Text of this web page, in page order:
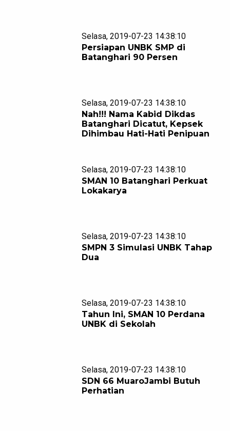
Selasa, 2019-07-23 14:38:10
Persiapan UNBK SMP di
Batanghari 90 Persen
Selasa, 2019-07-23 14:38:10
Nah!!! Nama Kabid Dikdas
Batanghari Dicatut, Kepsek
Dihimbau Hati-Hati Penipuan
Selasa, 2019-07-23 14:38:10
SMAN 10 Batanghari Perkuat
Lokakarya
Selasa, 2019-07-23 14:38:10
SMPN 3 Simulasi UNBK Tahap
Dua
Selasa, 2019-07-23 14:38:10
Tahun Ini, SMAN 10 Perdana
UNBK di Sekolah
Selasa, 2019-07-23 14:38:10
SDN 66 MuaroJambi Butuh
Perhatian